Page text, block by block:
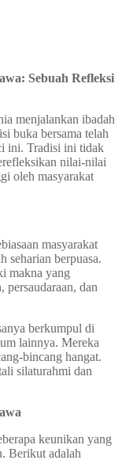
Sebuah Refleksi
menjalankan ibadah
buka bersama telah
ini. Tradisi ini tidak
nilai-nilai
oleh masyarakat
masyarakat
seharian berpuasa.
makna yang
persaudaraan, dan
berkumpul di
lainnya. Mereka
bincang hangat.
silaturahmi dan
keunikan yang
Berikut adalah